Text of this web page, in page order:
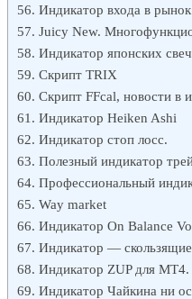
Индикатор входа в
Juicy New.
Индикатор японских
Скрипт TRIX
Скрипт FFcal, новости в
Индикатор Heiken Ashi
Индикатор стоп лосс.
Полезный индикатор
Профессиональный
Way market
Индикатор On Balance
Индикатор —
Индикатор ZUP для МТ4.
Индикатор Чайкина ни